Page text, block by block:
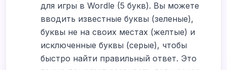
для игры в Wordle (5 букв). Вы можете
вводить известные буквы (зеленые),
буквы не на своих местах (желтые) и
исключенные буквы (серые), чтобы
быстро найти правильный ответ. Это